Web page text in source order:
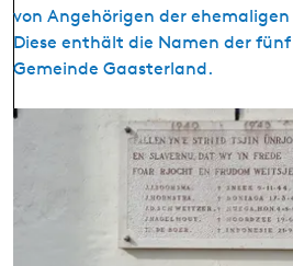
9
4
3
i
von Angehörigen der
Diese enthält die Namen der
Gemeinde Gaasterland.
B